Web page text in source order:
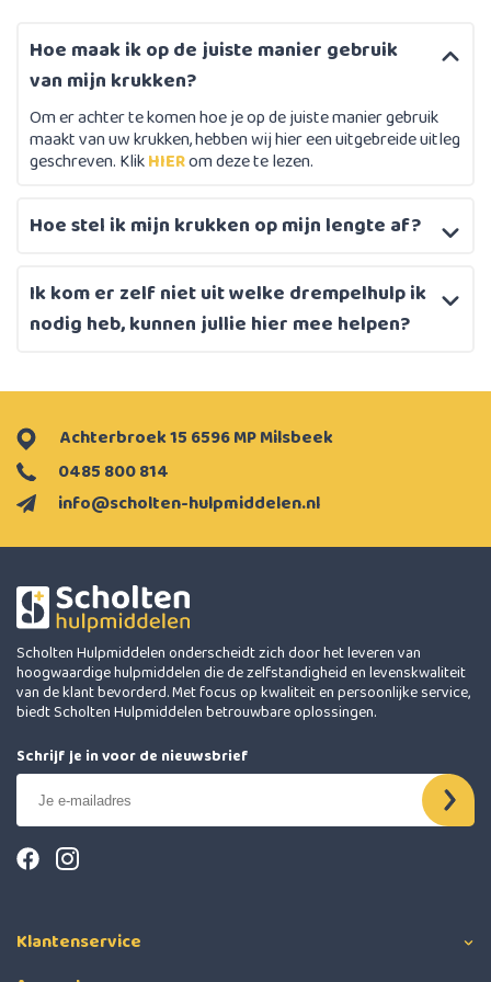
Hoe maak ik op de juiste manier gebruik
van mijn krukken?
Om er achter te komen hoe je op de juiste manier gebruik
maakt van uw krukken, hebben wij hier een uitgebreide uitleg
geschreven. KlikHIERom deze te lezen.
Hoe stel ik mijn krukken op mijn lengte af?
Ik kom er zelf niet uit welke drempelhulp ik
nodig heb, kunnen jullie hier mee helpen?
info@scholten-hulpmiddelen.nl
0485 800 814
Achterbroek 15 6596 MP Milsbeek
Scholten Hulpmiddelen onderscheidt zich door het leveren van
hoogwaardige hulpmiddelen die de zelfstandigheid en levenskwaliteit
van de klant bevorderd. Met focus op kwaliteit en persoonlijke service,
biedt Scholten Hulpmiddelen betrouwbare oplossingen.
Schrijf je in voor de nieuwsbrief
Klantenservice